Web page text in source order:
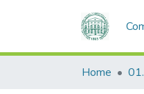
Home